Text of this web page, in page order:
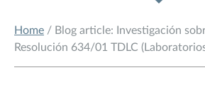
Home / Blog article: Investigación
Resolución 634/01 TDLC